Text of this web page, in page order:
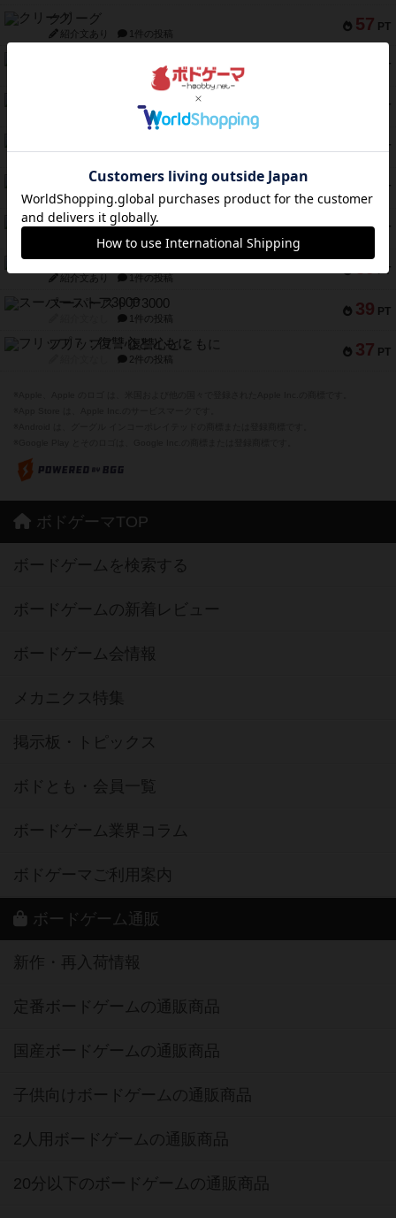
57 PT
クリーグ
紹介文あり 1件の投稿
PT
1件の投稿
PT
18件の投稿
PT
紹介文あり 4件の投稿
PT
とうほうの！
紹介文なし 1件の投稿
42 PT
スターマイン・ラミー ポケット
紹介文あり 2件の投稿
PT
海兵隊
紹介文あり 1件の投稿
39 PT
スーパーストア3000
1件の投稿
37 PT
フリップ７：復讐心とともに
2件の投稿
ボドゲーマTOP
ボードゲームを検索する
ボードゲームの新着レビュー
ボードゲーム会情報
メカニクス特集
掲示板・トピックス
ボドとも・会員一覧
ボードゲーム業界コラム
ボドゲーマご利用案内
ボードゲーム通販
新作・再入荷情報
定番ボードゲームの通販商品
国産ボードゲームの通販商品
子供向けボードゲームの通販商品
2人用ボードゲームの通販商品
20分以下のボードゲームの通販商品